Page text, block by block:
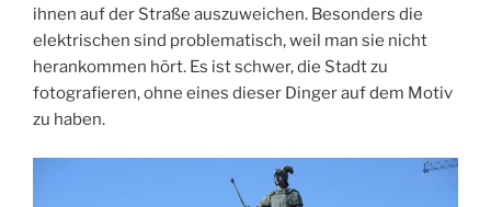
ihnen auf der Straße auszuweichen. Besonders die
elektrischen sind problematisch, weil man sie nicht
herankommen hört. Es ist schwer, die Stadt zu
fotografieren, ohne eines dieser Dinger auf dem Motiv
zu haben.